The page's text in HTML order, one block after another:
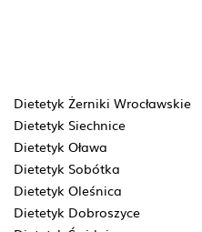
Dietetyk Żerniki Wrocławskie
Dietetyk Siechnice
Dietetyk Oława
Dietetyk Sobótka
Dietetyk Oleśnica
Dietetyk Dobroszyce